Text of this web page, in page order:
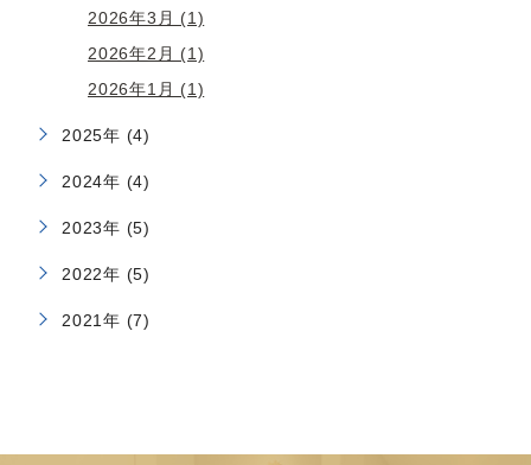
2026年3月 (1)
2026年2月 (1)
2026年1月 (1)
2025年 (4)
2024年 (4)
2023年 (5)
2022年 (5)
2021年 (7)